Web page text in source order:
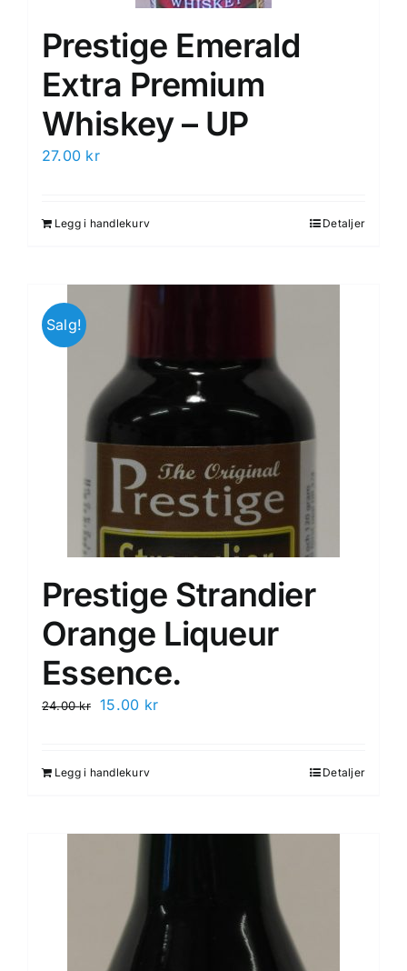
Prestige Emerald
Extra Premium
Whiskey – UP
27.00 kr
Legg i handlekurv Detaljer
Salg!
Prestige Strandier
Orange Liqueur
Essence.
24.00kr
Opprinnelig
24.00 kr.
15.00 krNåværende
Legg i handlekurv Detaljer